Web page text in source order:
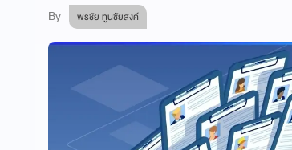
By พรชัย ทูนชัยสงค์